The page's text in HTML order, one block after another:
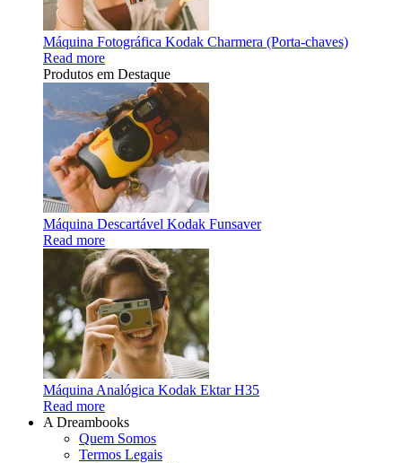
Máquina Fotográfica Kodak Charmera (Porta-chaves)
Read more
Produtos em Destaque
Máquina Descartável Kodak Funsaver
Read more
Máquina Analógica Kodak Ektar H35
Read more
A Dreambooks
Quem Somos
Termos Legais